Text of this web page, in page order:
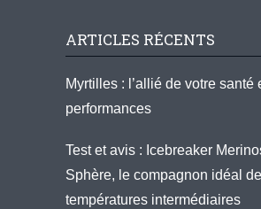
ARTICLES RÉCENTS
Myrtilles : l’allié de votre santé
performances
Test et avis : Icebreaker
Sphère, le compagnon idéal
températures intermédiaires